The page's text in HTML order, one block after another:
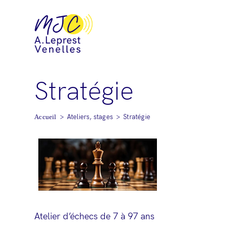
Stratégie
> Ateliers, stages > Stratégie
Atelier d’échecs de 7 à 97 ans